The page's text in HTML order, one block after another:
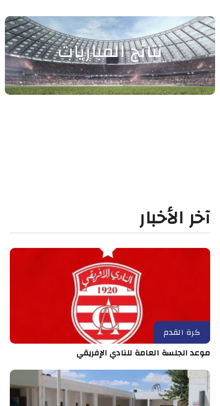
نتائج المباريات
آخر الأخبار
كرة القدم
موعد الجلسة العامة للنادي الإفريقي